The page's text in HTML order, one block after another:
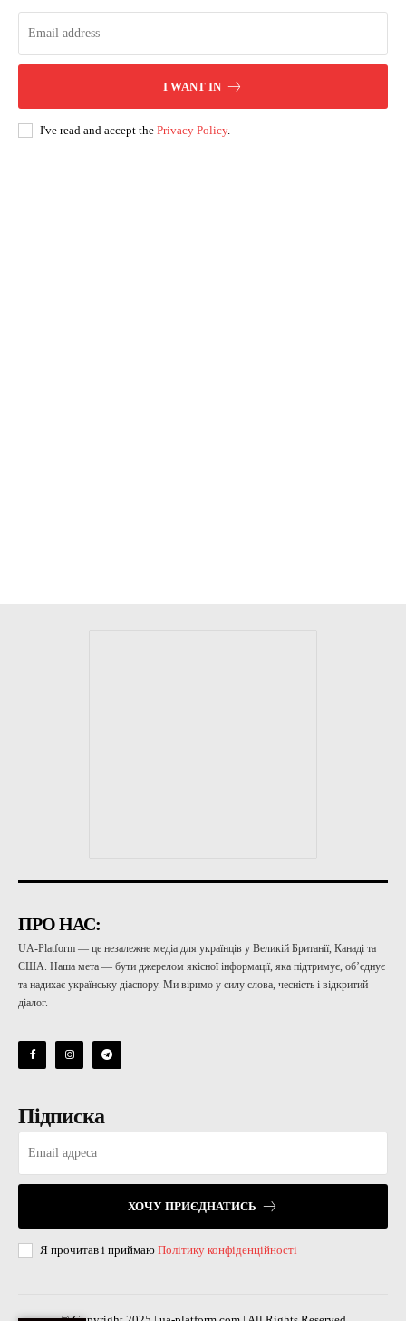
I WANT IN
I've read and accept the Privacy Policy.
ПРО НАС:
UA-Platform — це незалежне медіа для українців у Великій Британії, Канаді та
США. Наша мета — бути джерелом якісної інформації, яка підтримує, об’єднує
та надихає українську діаспору. Ми віримо у силу слова, чесність і відкритий
діалог.
Підписка
ХОЧУ ПРИЄДНАТИСЬ
Я прочитав і приймаю Політику конфіденційності